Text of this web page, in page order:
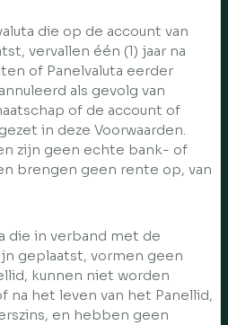
die op de account van
vervallen één (1) jaar na
of Panelvaluta eerder
als gevolg van
of de account of
in deze Voorwaarden.
zijn geen echte bank- of
brengen geen rente op, van
die in verband met de
geplaatst, vormen geen
kunnen niet worden
na het leven van het Panellid,
en hebben geen